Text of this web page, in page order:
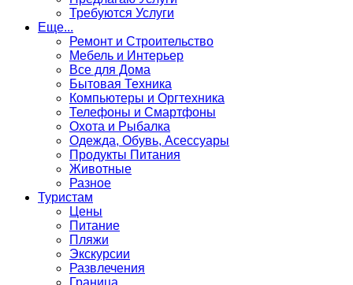
Требуются Услуги
Еще...
Ремонт и Строительство
Мебель и Интерьер
Все для Дома
Бытовая Техника
Компьютеры и Оргтехника
Телефоны и Смартфоны
Охота и Рыбалка
Одежда, Обувь, Асессуары
Продукты Питания
Животные
Разное
Туристам
Цены
Питание
Пляжи
Экскурсии
Развлечения